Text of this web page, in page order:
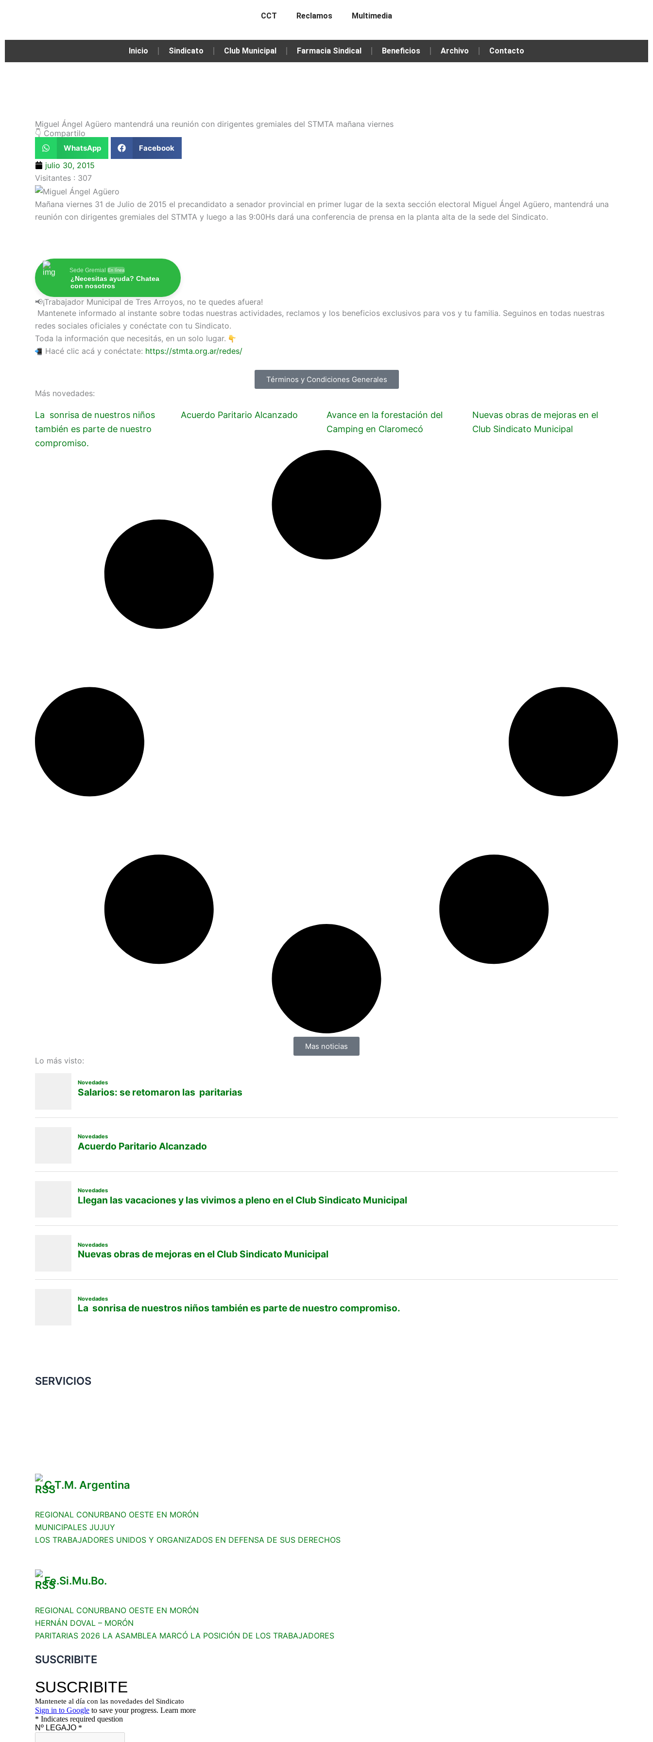
CCT Reclamos Multimedia
Inicio Sindicato Club Municipal Farmacia Sindical Beneficios Archivo Contacto
Miguel Ángel Agüero mantendrá una reunión con dirigentes gremiales del STMTA mañana viernes
👇 Compartilo
WhatsApp Facebook
julio 30, 2015
Visitantes : 307
Mañana viernes 31 de Julio de 2015 el precandidato a senador provincial en primer lugar de la sexta sección electoral Miguel Ángel Agüero, mantendrá una
reunión con dirigentes gremiales del STMTA y luego a las 9:00Hs dará una conferencia de prensa en la planta alta de la sede del Sindicato.
Sede Gremial En línea
¿Necesitas ayuda? Chatea
con nosotros
📢¡Trabajador Municipal de Tres Arroyos, no te quedes afuera!
Mantenete informado al instante sobre todas nuestras actividades, reclamos y los beneficios exclusivos para vos y tu familia. Seguinos en todas nuestras
redes sociales oficiales y conéctate con tu Sindicato.
Toda la información que necesitás, en un solo lugar.
Hacé clic acá y conéctate: https://stmta.org.ar/redes/
Términos y Condiciones Generales
Más novedades:
La sonrisa de nuestros niños
también es parte de nuestro
compromiso.
Acuerdo Paritario Alcanzado
Avance en la forestación del
Camping en Claromecó
Nuevas obras de mejoras en el
Club Sindicato Municipal
Mas noticias
Lo más visto:
SERVICIOS
C.T.M. Argentina
REGIONAL CONURBANO OESTE EN MORÓN
MUNICIPALES JUJUY
LOS TRABAJADORES UNIDOS Y ORGANIZADOS EN DEFENSA DE SUS DERECHOS
Fe.Si.Mu.Bo.
REGIONAL CONURBANO OESTE EN MORÓN
HERNÁN DOVAL – MORÓN
PARITARIAS 2026 LA ASAMBLEA MARCÓ LA POSICIÓN DE LOS TRABAJADORES
SUSCRIBITE